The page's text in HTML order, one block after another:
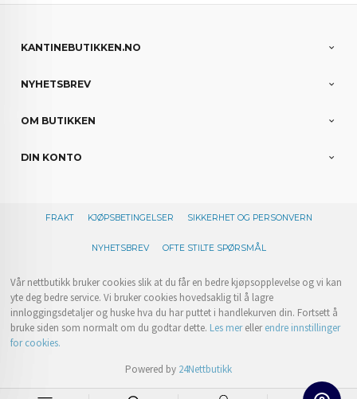
KANTINEBUTIKKEN.NO
NYHETSBREV
OM BUTIKKEN
DIN KONTO
FRAKT KJØPSBETINGELSER SIKKERHET OG PERSONVERN
NYHETSBREV OFTE STILTE SPØRSMÅL
Vår nettbutikk bruker cookies slik at du får en bedre kjøpsopplevelse og vi kan
yte deg bedre service. Vi bruker cookies hovedsaklig til å lagre
innloggingsdetaljer og huske hva du har puttet i handlekurven din. Fortsett å
bruke siden som normalt om du godtar dette. Les merellerendre innstillinger
for cookies.
Powered by 24Nettbutikk